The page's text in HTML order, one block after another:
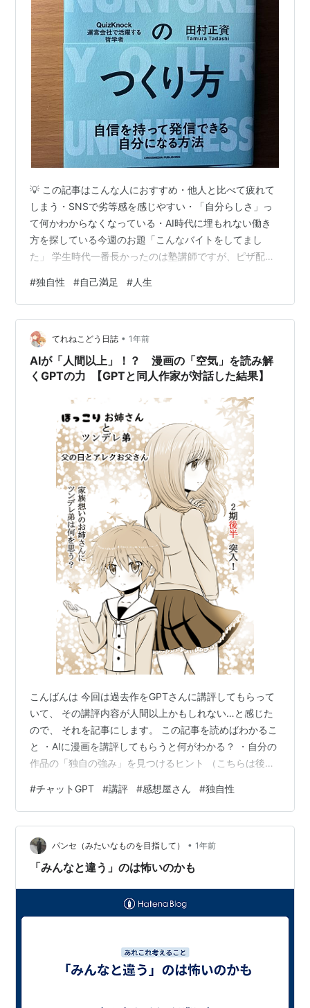
💡 この記事はこんな人におすすめ・他人と比べて疲れて
しまう・SNSで劣等感を感じやすい・「自分らしさ」っ
て何かわからなくなっている・AI時代に埋もれない働き
方を探している今週のお題「こんなバイトをしてまし
た」 学生時代一番長かったのは塾講師ですが、ピザ配達
庫での霜とりなどなど、様々なバイトを経験しました。
そのバイトの経験が、自分の糧になっているのは確かで
すね。今回は、単なる競争とは別路線の独自性のつくり
かたを教えてくれるというすんごい本を紹介します。
（笑） 【1.本書の紹介】 【2.本書のポイント】 【3.本書
の感想】 【4.関連書籍の紹介】 …
#独自性 #自己満足 #人生
てれねこどう日誌 • 1年前
AIが「人間以上」！？ 漫画の「空気」を読み解
くGPTの力 【GPTと同人作家が対話した結果】
こんばんは 今回は過去作をGPTさんに講評してもらって
いて、 その講評内容が人間以上かもしれない…と感じた
ので、 それを記事にします。 この記事を読めばわかるこ
と ・AIに漫画を講評してもらうと何がわかる？ ・自分の
作品の「独自の強み」を見つけるヒント （こちらは後半
のは 過去にWEB投稿した作品のみです。新作などは、自
分一人で作品を集中して描きたいし 最悪レッスンの先生
がいるのでAIに頼っていません -------------- ◆AIに講評
してもらおうと思った経緯と驚き なぜかというと もっと
作品の事を知りたいというのが理由です。 それで…
#チャットGPT #講評 #感想屋さん #独自性
パンセ（みたいなものを目指して） • 1年前
「みんなと違う」のは怖いのかも